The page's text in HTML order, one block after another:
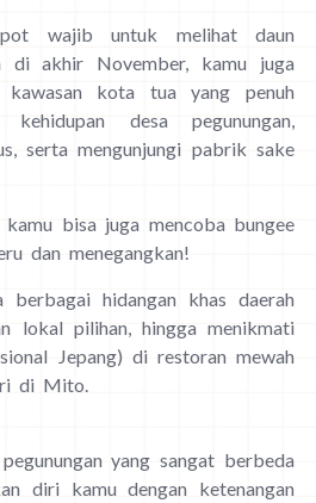
wajib untuk melihat daun
di akhir November, kamu juga
kota tua yang penuh
kehidupan desa pegunungan,
serta mengunjungi pabrik sake
kamu bisa juga mencoba bungee
dan menegangkan!
berbagai hidangan khas daerah
lokal pilihan, hingga menikmati
Jepang) di restoran mewah
di Mito.
yang sangat berbeda
diri kamu dengan ketenangan